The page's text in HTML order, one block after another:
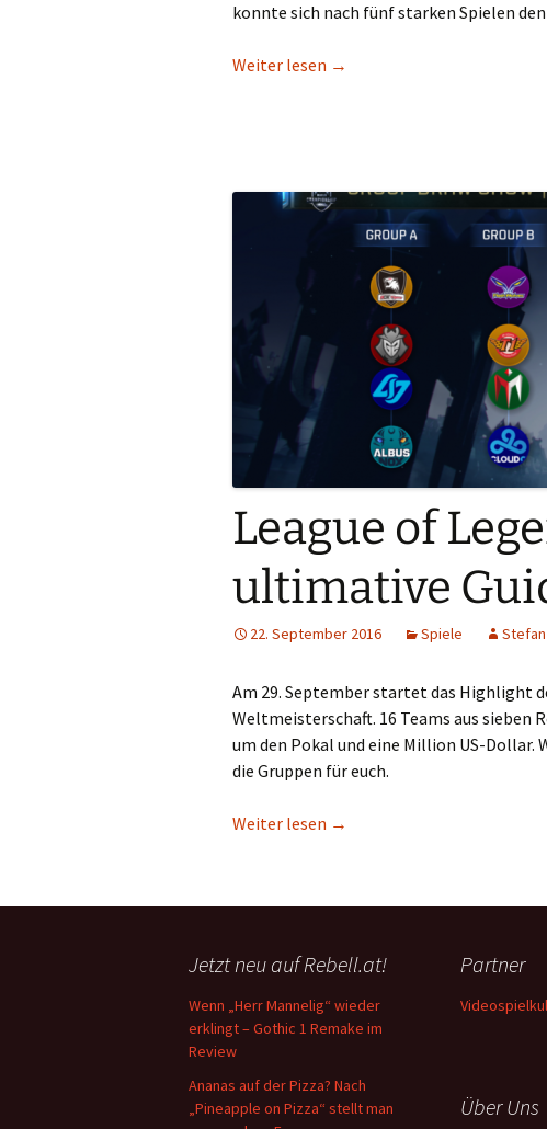
konnte sich nach fünf starken Spielen
Weiter lesen SKT ist Weltmeister!
→
League of
ultimative
22. September 2016 Spiele
Am 29. September startet das Highlight
Weltmeisterschaft. 16 Teams aus sieben
um den Pokal und eine Million US-Dollar.
die Gruppen für euch.
Weiter lesen League of Legends: Der
→
Jetzt neu auf Rebell.at!
Wenn „Herr Mannelig“ wieder
erklingt – Gothic 1 Remake im
Review
Ananas auf der Pizza? Nach
„Pineapple on Pizza“ stellt man
Partner
Über Uns